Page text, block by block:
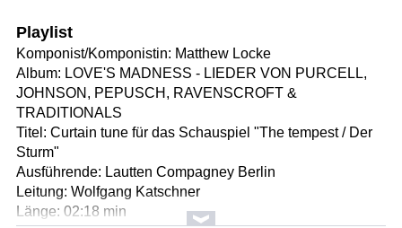
Playlist
Komponist/Komponistin: Matthew Locke
Album: LOVE'S MADNESS - LIEDER VON PURCELL,
JOHNSON, PEPUSCH, RAVENSCROFT &
TRADITIONALS
Titel: Curtain tune für das Schauspiel "The tempest / Der
Sturm"
Ausführende: Lautten Compagney Berlin
Leitung: Wolfgang Katschner
Länge: 02:18 min